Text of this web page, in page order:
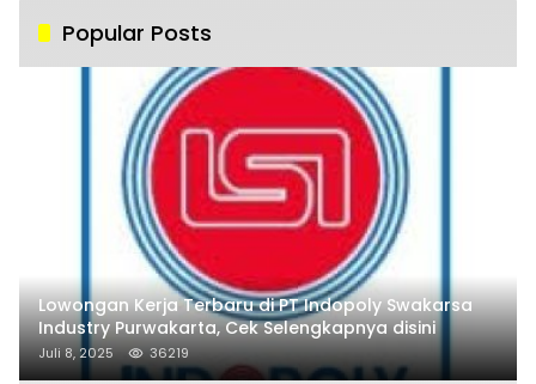
Popular Posts
Lowongan Kerja Terbaru di PT Indopoly Swakarsa
Industry Purwakarta, Cek Selengkapnya disini
Juli 8, 2025 36219